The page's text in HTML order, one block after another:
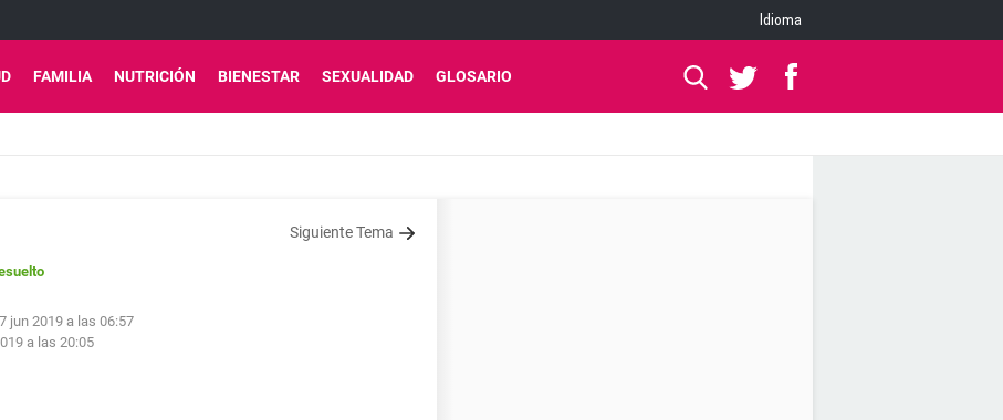
Idioma
FAMILIA NUTRICIÓN BIENESTAR SEXUALIDAD GLOSARIO
Siguiente Tema
jun 2019 a las 06:57
a las 20:05